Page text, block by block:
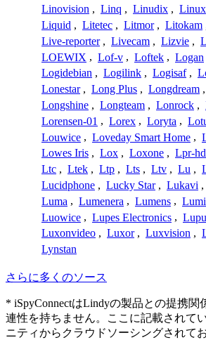
Linovision , Linq , Linudix , Linux
Liquid , Litetec , Litmor , Litokam
Live-reporter , Livecam , Lizvie ,
LOEWIX , Lof-v , Loftek , Logan
Logidebian , Logilink , Logisaf ,
Lonestar , Long Plus , Longdream ,
Longshine , Longteam , Lonrock ,
Lorensen-01 , Lorex , Loryta ,
Louwice , Loveday Smart Home ,
Lowes Iris , Lox , Loxone , Lpr-
Ltc , Ltek , Ltp , Lts , Ltv , Lu ,
Lucidphone , Lucky Star , Lukavi ,
Luma , Lumenera , Lumens ,
Luowice , Lupes Electronics ,
Luxonvideo , Luxor , Luxvision ,
Lynstan
さらに多くのソース
* iSpyConnectはLindyの製品との提携関
連性を持ちません。ここに記載されて
ニティからクラウドソーシングされて